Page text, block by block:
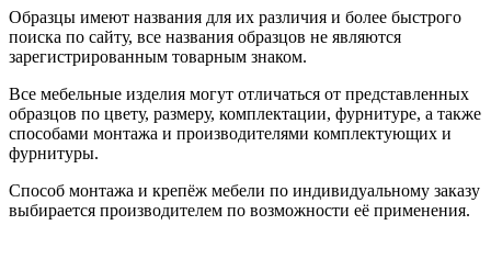
Образцы имеют названия для их различия и более быстрого
поиска по сайту, все названия образцов не являются
зарегистрированным товарным знаком.
Все мебельные изделия могут отличаться от представленных
образцов по цвету, размеру, комплектации, фурнитуре, а также
способами монтажа и производителями комплектующих и
фурнитуры.
Способ монтажа и крепёж мебели по индивидуальному заказу
выбирается производителем по возможности её применения.